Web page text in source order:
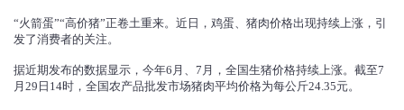
“火箭蛋”“高价猪”正卷土重来。近日，鸡蛋、猪肉价格出现持续上涨，引
发了消费者的关注。
据近期发布的数据显示，今年6月、7月，全国生猪价格持续上涨。截至7
月29日14时，全国农产品批发市场猪肉平均价格为每公斤24.35元。